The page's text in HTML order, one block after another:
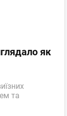
як
та